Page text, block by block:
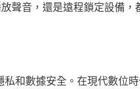
聲音，還是遠程鎖定設備，
和數據安全。在現代數位